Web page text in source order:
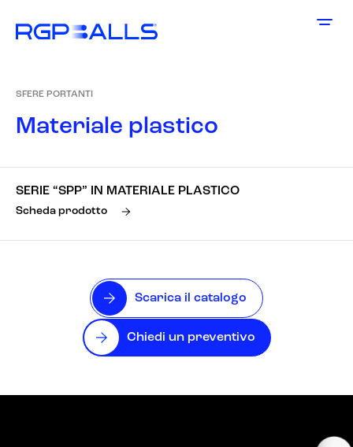
SFERE PORTANTI
Materiale plastico
SERIE “SPP” IN MATERIALE PLASTICO
Scheda prodotto
Scarica il catalogo
Chiedi un preventivo